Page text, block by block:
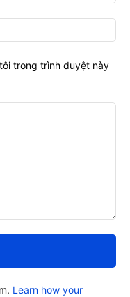
trong trình duyệt này
Learn how your